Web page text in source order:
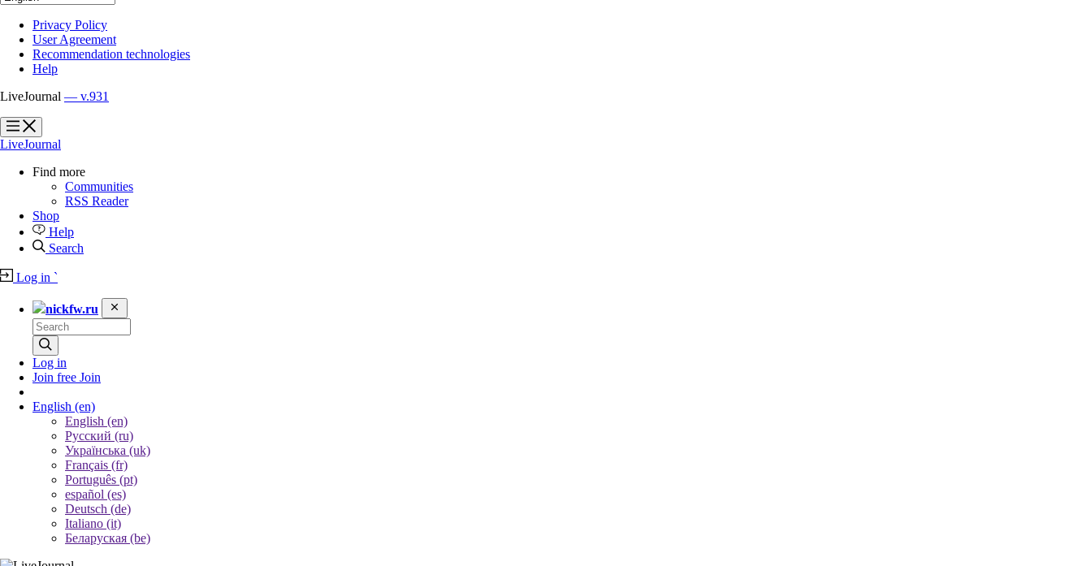
Privacy Policy
User Agreement
Recommendation technologies
Help
LiveJournal — v.931
?
?
LiveJournal
Find more
Communities
RSS Reader
Shop
Help
Search
Log in `
nickfw.ru
Log in
Join free Join
English (en)
English (en)
Русский (ru)
Українська (uk)
Français (fr)
Português (pt)
español (es)
Deutsch (de)
Italiano (it)
Беларуская (be)